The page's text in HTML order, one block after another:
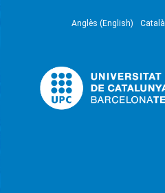
Anglès (English) Català